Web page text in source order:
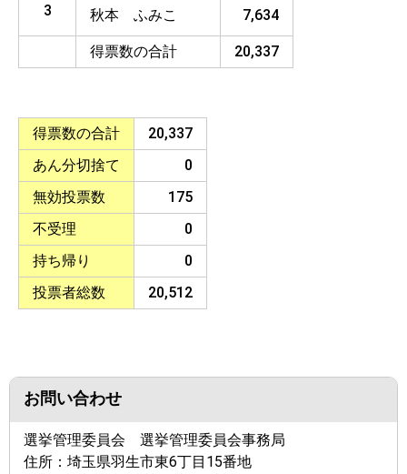
3
秋本 ふみこ 7,634
得票数の合計 20,337
得票数の合計
20,337
あん分切捨て
0
無効投票数
175
不受理
0
持ち帰り
0
投票者総数
20,512
お問い合わせ
選挙管理委員会 選挙管理委員会事務局
住所： 埼玉県羽生市東6丁目15番地